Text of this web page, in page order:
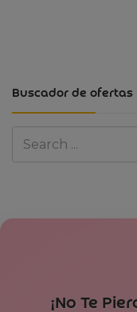
Buscador de ofertas
¡No Te